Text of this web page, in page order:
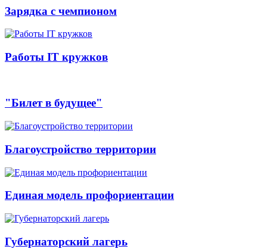
Зарядка с чемпионом
Работы IT кружков
"Билет в будущее"
Благоустройство территории
Единая модель профориентации
Губернаторский лагерь